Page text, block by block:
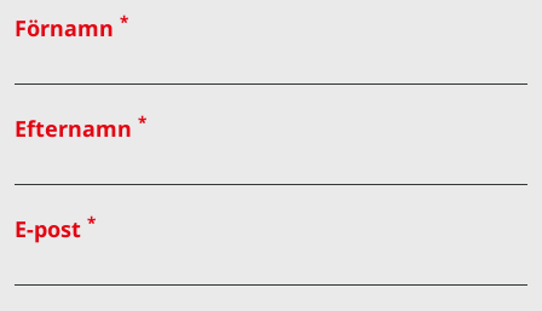
Förnamn *
Efternamn *
E-post *